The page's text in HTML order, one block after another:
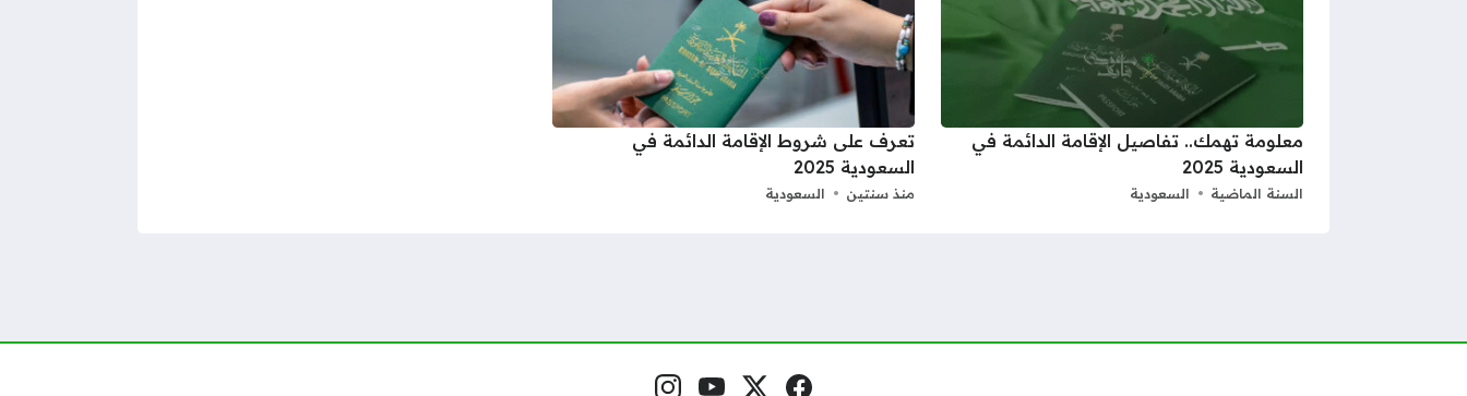
معلومة تهمك.. تفاصيل الإقامة الدائمة في
السعودية 2025
السنة الماضية السعودية
تعرف على شروط الإقامة الدائمة في
السعودية 2025
منذ سنتين السعودية